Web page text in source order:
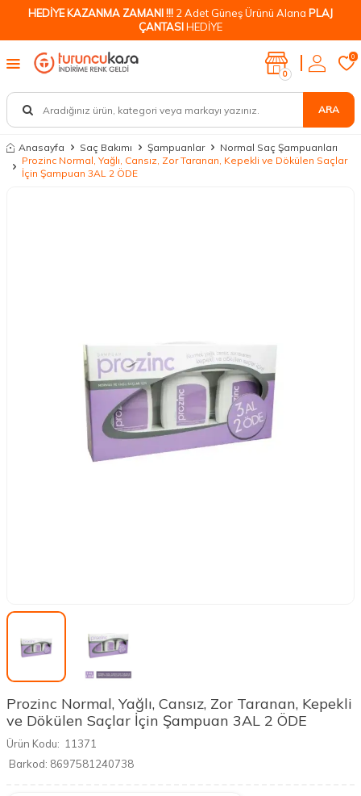
HEDİYE KAZANMA ZAMANI !!! 2 Adet Güneş Ürünü Alana PLAJ
ÇANTASIHEDİYE
ARA
0
0
Anasayfa Saç Bakımı Şampuanlar
Normal Saç Şampuanları
Prozinc Normal, Yağlı, Cansız, Zor Taranan, Kepekli ve Dökülen Saçlar
İçin Şampuan 3AL 2 ÖDE
Prozinc Normal, Yağlı, Cansız, Zor Taranan, Kepekli
ve Dökülen Saçlar İçin Şampuan 3AL 2 ÖDE
Ürün Kodu: 11371
Barkod: 8697581240738